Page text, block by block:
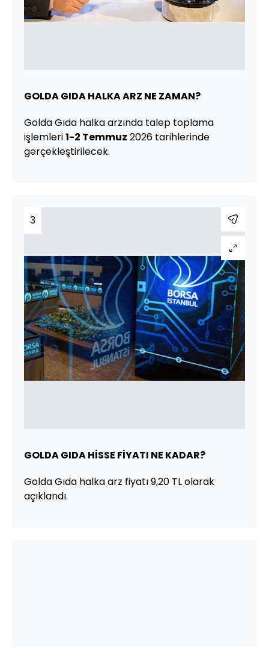
GOLDA GIDA HALKA ARZ NE ZAMAN?
Golda Gıda halka arzında talep toplama
işlemleri1-2 Temmuz 2026 tarihlerinde
gerçekleştirilecek.
3
GOLDA GIDA HİSSE FİYATI NE KADAR?
Golda Gıda halka arz fiyatı 9,20 TL olarak
açıklandı.